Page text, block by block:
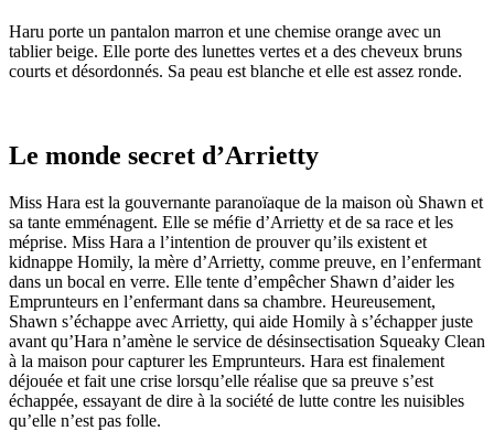
Haru porte un pantalon marron et une chemise orange avec un
tablier beige. Elle porte des lunettes vertes et a des cheveux bruns
courts et désordonnés. Sa peau est blanche et elle est assez ronde.
Le monde secret d’Arrietty
Miss Hara est la gouvernante paranoïaque de la maison où Shawn et
sa tante emménagent. Elle se méfie d’Arrietty et de sa race et les
méprise. Miss Hara a l’intention de prouver qu’ils existent et
kidnappe Homily, la mère d’Arrietty, comme preuve, en l’enfermant
dans un bocal en verre. Elle tente d’empêcher Shawn d’aider les
Emprunteurs en l’enfermant dans sa chambre. Heureusement,
Shawn s’échappe avec Arrietty, qui aide Homily à s’échapper juste
avant qu’Hara n’amène le service de désinsectisation Squeaky Clean
à la maison pour capturer les Emprunteurs. Hara est finalement
déjouée et fait une crise lorsqu’elle réalise que sa preuve s’est
échappée, essayant de dire à la société de lutte contre les nuisibles
qu’elle n’est pas folle.